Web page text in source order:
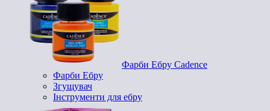
Фарби Ебру Cadence
Фарби Ебру
Згущувач
Інструменти для ебру